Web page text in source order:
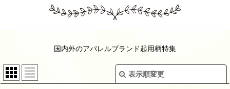
国内外のアパレルブランド起用柄特集
表示順変更